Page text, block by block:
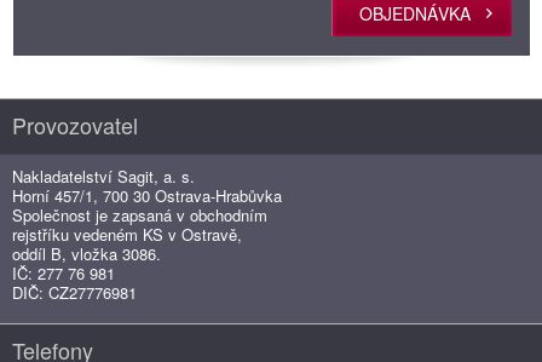
OBJEDNÁVKA
Provozovatel
Nakladatelství Sagit, a. s.
Horní 457/1, 700 30 Ostrava-Hrabůvka
Společnost je zapsaná v obchodním
rejstříku vedeném KS v Ostravě,
oddíl B, vložka 3086.
IČ: 277 76 981
DIČ: CZ27776981
Telefony